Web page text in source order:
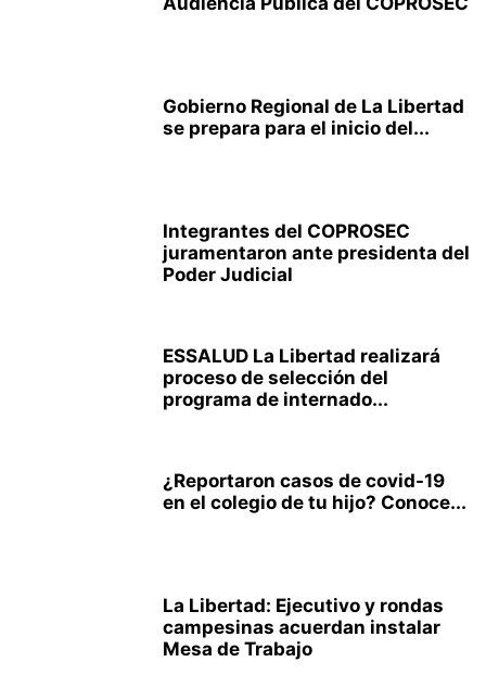
Gobierno Regional de La Libertad
se prepara para el inicio del...
Integrantes del COPROSEC
juramentaron ante presidenta del
Poder Judicial
ESSALUD La Libertad realizará
proceso de selección del
programa de internado...
¿Reportaron casos de covid-19
en el colegio de tu hijo? Conoce...
La Libertad: Ejecutivo y rondas
campesinas acuerdan instalar
Mesa de Trabajo